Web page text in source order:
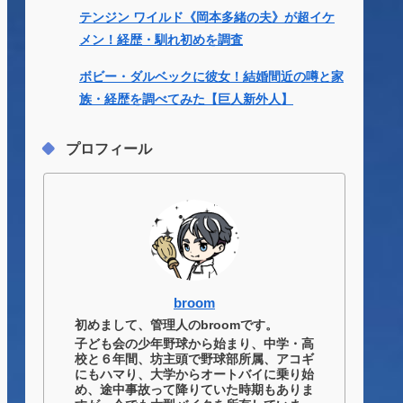
テンジン ワイルド《岡本多緒の夫》が超イケ
メン！経歴・馴れ初めを調査
ボビー・ダルベックに彼女！結婚間近の噂と家
族・経歴を調べてみた【巨人新外人】
プロフィール
broom
初めまして、管理人のbroomです。
子ども会の少年野球から始まり、中学・高
校と６年間、坊主頭で野球部所属、アコギ
にもハマり、大学からオートバイに乗り始
め、途中事故って降りていた時期もありま